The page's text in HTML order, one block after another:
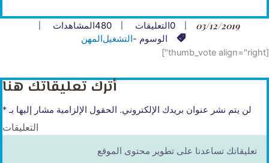
03/12/2019
0التعليقات 480المشاهدات
الوسوم -التشغيلالمهن
[thumb_vote align="right"]
أترك تعليقاتك هنا
لن يتم نشر عنوان بريدك الإلكتروني. الحقول الإلزامية مشار إليها بـ*
التعليقات